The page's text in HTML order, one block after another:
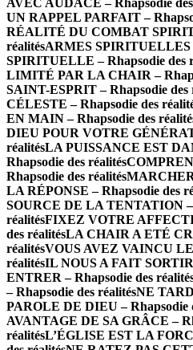
AVEC AUDACE – Rhapsodie
UN RAPPEL PARFAIT –
RÉALITÉ DU COMBAT
réalitésARMES
SPIRITUELLE – Rhapsodie des
LIMITÉ PAR LA CHAIR –
SAINT-ESPRIT – Rhapsodie des
CÉLESTE – Rhapsodie des
EN MAIN – Rhapsodie des
DIEU POUR VOTRE
réalitésLA PUISSANCE EST
Rhapsodie des réalités
Rhapsodie des réalités
LA RÉPONSE – Rhapsodie des
SOURCE DE LA TENTATION –
réalitésFIXEZ VOTRE
des réalitésLA CHAIR A ETÉ
réalitésVOUS AVEZ VAINCU
réalitésIL NOUS A FAIT
ENTRER – Rhapsodie des
– Rhapsodie des réalitésNE
PAROLE DE DIEU – Rhapsodie
AVANTAGE DE SA GRÂCE –
réalitésL’ÉGLISE EST LA